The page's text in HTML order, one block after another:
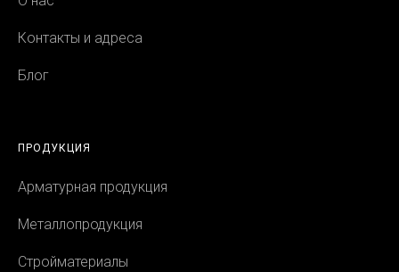
Контакты и адреса
Блог
ПРОДУКЦИЯ
Арматурная продукция
Металлопродукция
Стройматериалы